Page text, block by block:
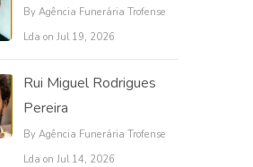
By Agência Funerária Trofense
Lda on Jul 19, 2026
Rui Miguel Rodrigues
Pereira
By Agência Funerária Trofense
Lda on Jul 14, 2026